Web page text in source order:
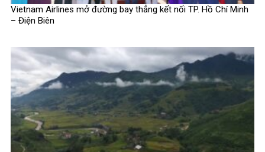
Vietnam Airlines mở đường bay thẳng kết nối TP. Hồ Chí Minh
– Điện Biên